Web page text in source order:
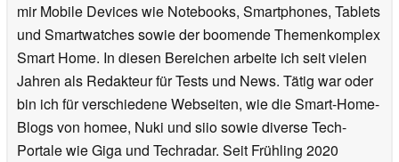
mir Mobile Devices wie Notebooks, Smartphones, Tablets
und Smartwatches sowie der boomende Themenkomplex
Smart Home. In diesen Bereichen arbeite ich seit vielen
Jahren als Redakteur für Tests und News. Tätig war oder
bin ich für verschiedene Webseiten, wie die Smart-Home-
Blogs von homee, Nuki und siio sowie diverse Tech-
Portale wie Giga und Techradar. Seit Frühling 2020